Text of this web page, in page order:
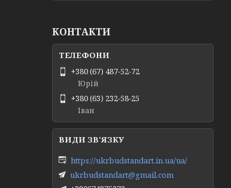
КОНТАКТИ
+380 (67) 487-52-72
Юрій
+380 (63) 232-58-25
Іван
https://ukrbudstandart.in.ua/ua/
ukrbudstandart@gmail.com